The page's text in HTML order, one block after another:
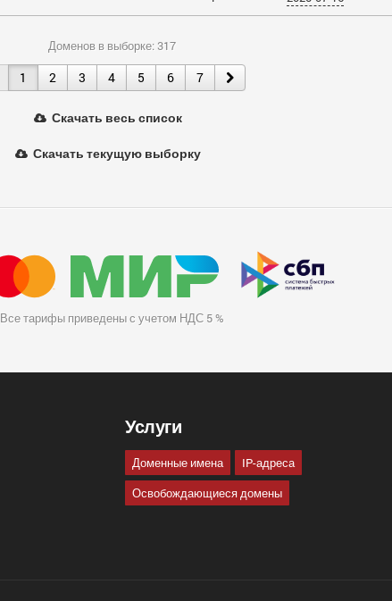
Доменов в выборке: 317
1 2 3 4 5 6 7
Скачать весь список
Скачать текущую выборку
Все тарифы приведены с учетом НДС 5 %
Услуги
Доменные имена
IP-адреса
Освобождающиеся домены